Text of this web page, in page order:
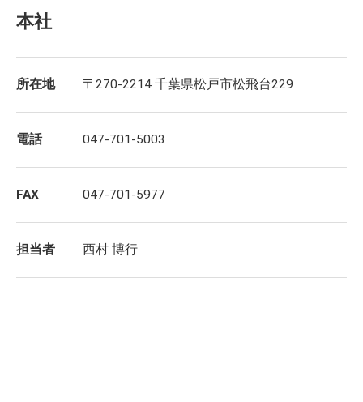
本社
所在地 〒270-2214 千葉県松戸市松飛台229
電話 047-701-5003
FAX 047-701-5977
担当者 西村 博行